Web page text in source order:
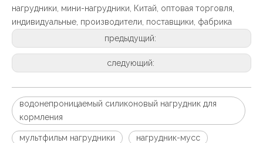
нагрудники, мини-нагрудники, Китай, оптовая торговля,
индивидуальные, производители, поставщики, фабрика
предыдущий:
следующий:
водонепроницаемый силиконовый нагрудник для
кормления
мультфильм нагрудники нагрудник-мусс